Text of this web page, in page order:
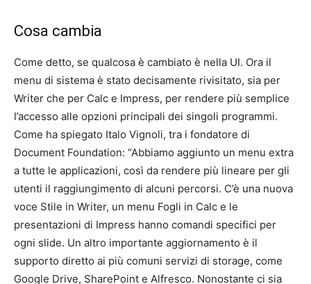
Cosa cambia
Come detto, se qualcosa è cambiato è nella UI. Ora il
menu di sistema è stato decisamente rivisitato, sia per
Writer che per Calc e Impress, per rendere più semplice
l’accesso alle opzioni principali dei singoli programmi.
Come ha spiegato Italo Vignoli, tra i fondatore di
Document Foundation: “Abbiamo aggiunto un menu extra
a tutte le applicazioni, così da rendere più lineare per gli
utenti il raggiungimento di alcuni percorsi. C’è una nuova
voce Stile in Writer, un menu Fogli in Calc e le
presentazioni di Impress hanno comandi specifici per
ogni slide. Un altro importante aggiornamento è il
supporto diretto ai più comuni servizi di storage, come
Google Drive, SharePoint e Alfresco. Nonostante ci sia